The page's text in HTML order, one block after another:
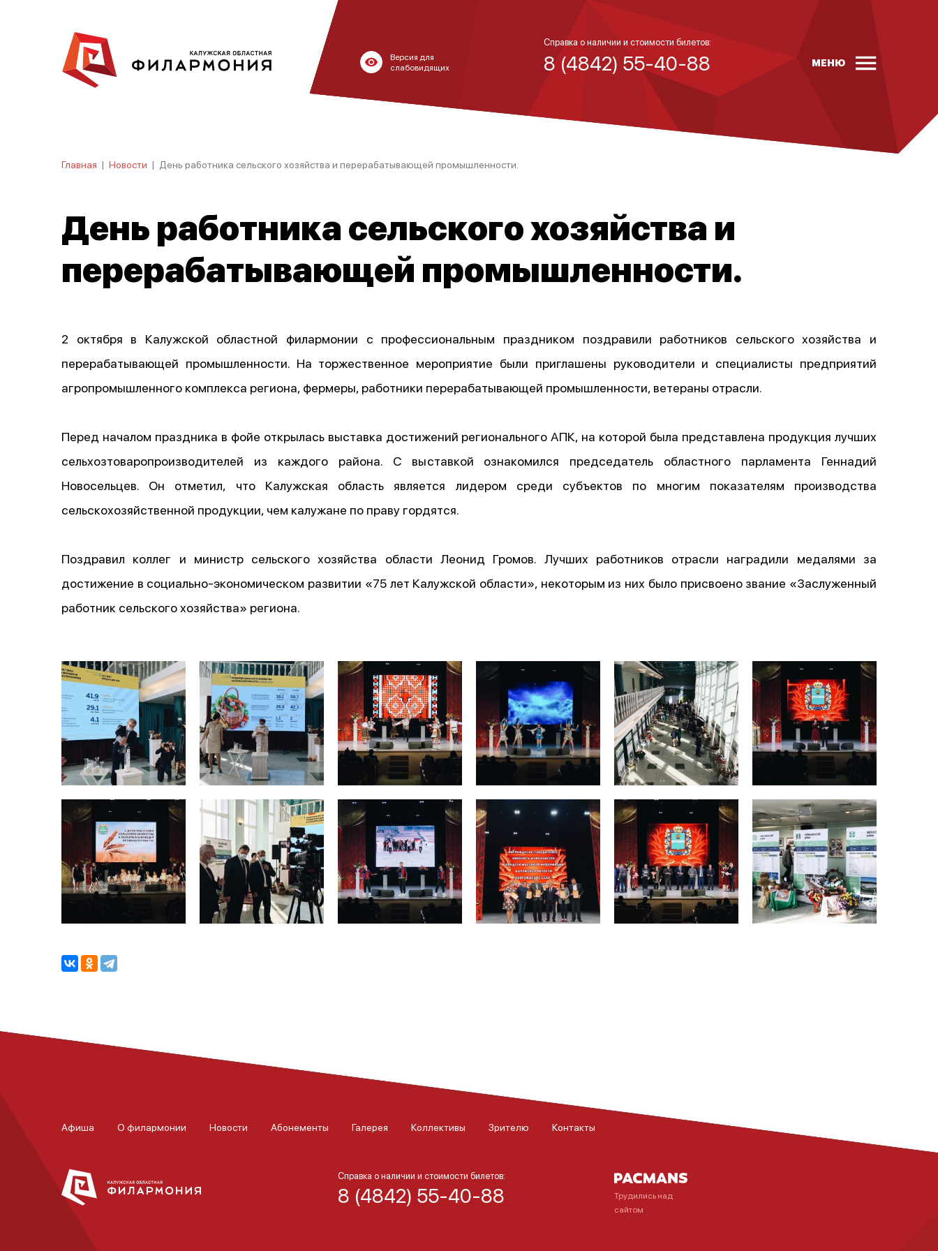
Версия для
слабовидящих
Справка о наличии и стоимости билетов:
8 (4842) 55-40-88 МЕНЮ
Главная | Новости | День работника сельского хозяйства и перерабатывающей промышленности.
День работника сельского хозяйства и
перерабатывающей промышленности.
2 октября в Калужской областной филармонии с профессиональным праздником поздравили работников сельского хозяйства и
перерабатывающей промышленности. На торжественное мероприятие были приглашены руководители и специалисты предприятий
агропромышленного комплекса региона, фермеры, работники перерабатывающей промышленности, ветераны отрасли.
Перед началом праздника в фойе открылась выставка достижений регионального АПК, на которой была представлена продукция лучших
сельхозтоваропроизводителей из каждого района. С выставкой ознакомился председатель областного парламента Геннадий
Новосельцев. Он отметил, что Калужская область является лидером среди субъектов по многим показателям производства
сельскохозяйственной продукции, чем калужане по праву гордятся.
Поздравил коллег и министр сельского хозяйства области Леонид Громов. Лучших работников отрасли наградили медалями за
достижение в социально-экономическом развитии «75 лет Калужской области», некоторым из них было присвоено звание «Заслуженный
работник сельского хозяйства» региона.
Афиша О филармонии Новости Абонементы Галерея Коллективы Зрителю Контакты
Справка о наличии и стоимости билетов:
8 (4842) 55-40-88
Трудились над
сайтом